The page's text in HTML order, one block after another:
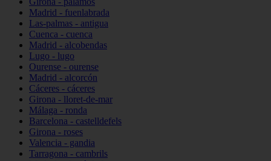
Madrid - fuenlabrada
Las-palmas - antigua
Cuenca - cuenca
Madrid - alcobendas
Lugo - lugo
Ourense - ourense
Madrid - alcorcón
Cáceres - cáceres
Girona - lloret-de-mar
Málaga - ronda
Barcelona - castelldefels
Girona - roses
Valencia - gandia
Tarragona - cambrils